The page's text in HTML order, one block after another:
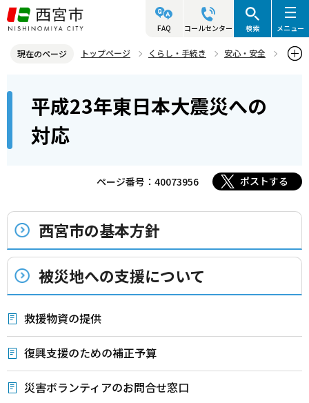
こ
の
ジ
頭
FAQ コールセンター 検索 メニュー
現在のページ トップページ くらし・手続き
安心・安全
平成23年東日本大震災への対応
平成23年東日本大震災への
対応
ページ番号：40073956 ポストする
西宮市の基本方針
被災地への支援について
救援物資の提供
復興支援のための補正予算
災害ボランティアのお問合せ窓口